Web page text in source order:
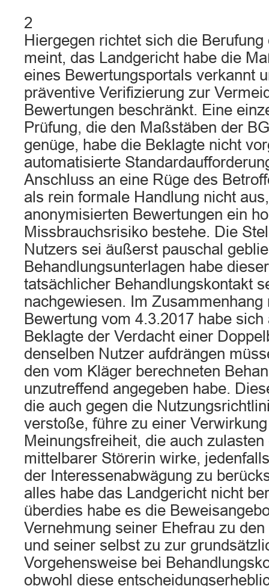
2
Hiergegen richtet sich die
meint, das Landgericht habe die
eines Bewertungsportals verkannt
präventive Verifizierung zur
Bewertungen beschränkt. Eine
Prüfung, die den Maßstäben der
genüge, habe die Beklagte nicht
automatisierte
Anschluss an eine Rüge des
als rein formale Handlung nicht
anonymisierten Bewertungen ein
Missbrauchsrisiko bestehe. Die
Nutzers sei äußerst pauschal
Behandlungsunterlagen habe
tatsächlicher Behandlungskontakt
nachgewiesen. Im
Bewertung vom 4.3.2017 habe
Beklagte der Verdacht einer
denselben Nutzer aufdrängen
den vom Kläger berechneten
unzutreffend angegeben habe.
die auch gegen die
verstoße, führe zu einer
Meinungsfreiheit, die auch
mittelbarer Störerin wirke,
der Interessenabwägung zu
alles habe das Landgericht nicht
überdies habe es die
Vernehmung seiner Ehefrau zu
und seiner selbst zu zur
Vorgehensweise bei
obwohl diese